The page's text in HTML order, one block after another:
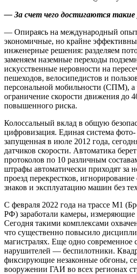
— За счет чего достигаются такие
— Опираясь на международный
экономичные, но крайне
инженерные решения: разделяем
заменяем наземные переходы
искусственные неровности на
пешеходов, велосипедистов и
персональной мобильности (СПМ), а
ограничение скорости движения до
повышенного риска.
Колоссальный вклад в общую
цифровизация. Единая система
запущенная в июле 2012 года,
датчиков скорости. Автоматика
протоколов по 10 различным
штрафы автоматически приходят за
проезд перекрестков,
знаков и эксплуатацию машин без
С февраля 2022 года на трассе М1
РФ) заработали камеры, измеряющие
Сегодня такими комплексами
что существенно повысило
магистралях. Еще одно современное
нарушителей — беспилотники.
фиксирующие незаконные обгоны,
вооружении ГАИ во всех регионах